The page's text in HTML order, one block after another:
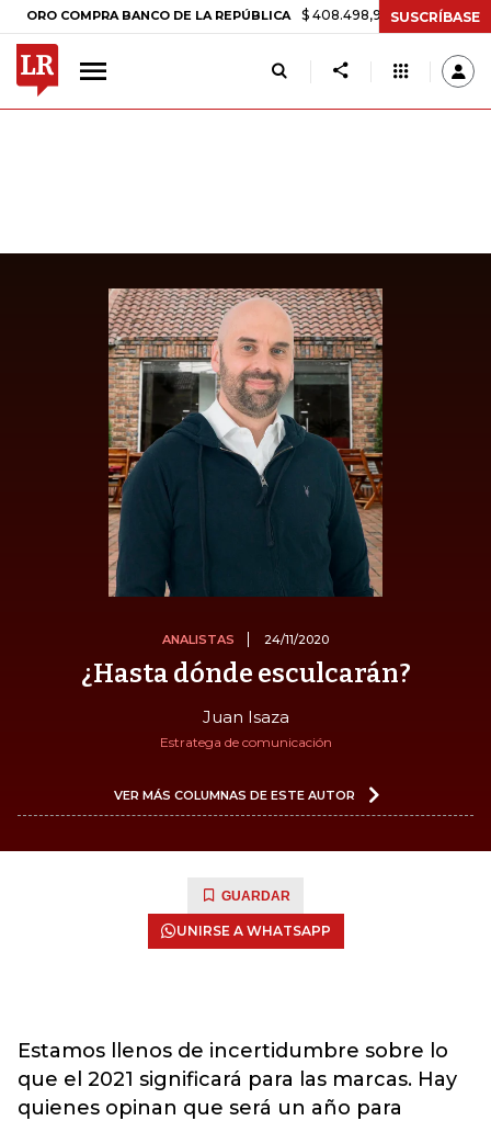
COMPRA BANCO DE LA REPÚBLICA $ 408.498,97 +$ 8.753,81 +2,19%
SUSCRÍBASE
ANALISTAS 24/11/2020
¿Hasta dónde esculcarán?
Juan Isaza
Estratega de comunicación
VER MÁS COLUMNAS DE ESTE AUTOR
GUARDAR
UNIRSE A WHATSAPP
Estamos llenos de incertidumbre sobre lo
que el 2021 significará para las marcas. Hay
quienes opinan que será un año para